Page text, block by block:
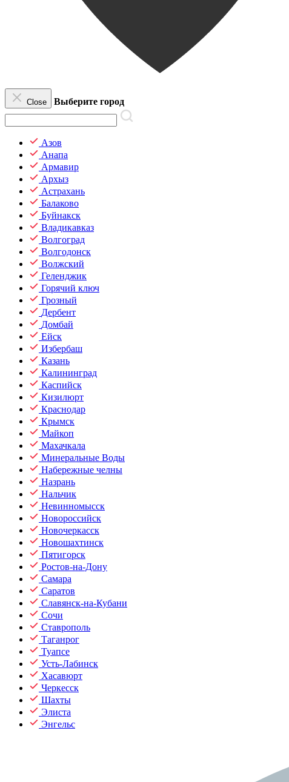
Close Выберите город
Азов
Анапа
Армавир
Архыз
Астрахань
Балаково
Буйнакск
Владикавказ
Волгоград
Волгодонск
Волжский
Геленджик
Горячий ключ
Грозный
Дербент
Домбай
Ейск
Избербаш
Казань
Калининград
Каспийск
Кизилюрт
Краснодар
Крымск
Майкоп
Махачкала
Минеральные Воды
Набережные челны
Назрань
Нальчик
Невинномысск
Новороссийск
Новочеркасск
Новошахтинск
Пятигорск
Ростов-на-Дону
Самара
Саратов
Славянск-на-Кубани
Сочи
Ставрополь
Таганрог
Туапсе
Усть-Лабинск
Хасавюрт
Черкесск
Шахты
Элиста
Энгельс